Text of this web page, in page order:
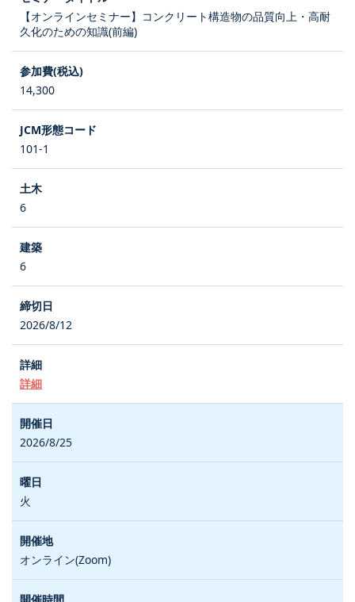
【オンラインセミナー】コンクリート構造物の品質向上・高耐
久化のための知識(前編)
14,300
101-1
6
6
2026/8/12
詳細
2026/8/25
火
オンライン(Zoom)